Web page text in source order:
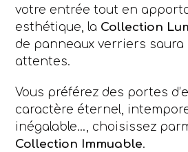
votre entrée tout en
esthétique, la Collection
de panneaux verriers saura
attentes.
Vous préférez des portes
caractère éternel,
inégalable…, choisissez
Collection Immuable.